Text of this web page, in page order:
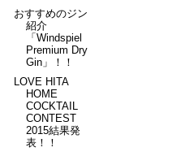
おすすめのジン
紹介
「Windspiel
Premium Dry
Gin」！！
LOVE HITA
HOME
COCKTAIL
CONTEST
2015結果発
表！！